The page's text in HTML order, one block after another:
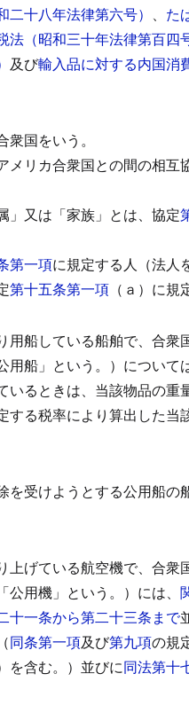
二十八年法律第六号） 、 た
法（昭和三十年法律第百四
及び輸入品に対する内国消
国をいう。
リカ合衆国との間の相
」又は「家族」とは、協定
第一項に規定する人（法人
第十五条第一項 （ａ）に規
船している船舶で、合
船」という。）について
るときは、当該物品の
する税率により算出した当
受けようとする公用船
げている航空機で、合
用機」という。）には、
十一条から第二十三条まで
同条第一項及び第九項の規
を含む。）並びに同法第十